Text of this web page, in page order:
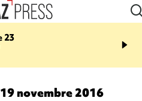
23
21:08
et Turquie scellent un
novembre 2016